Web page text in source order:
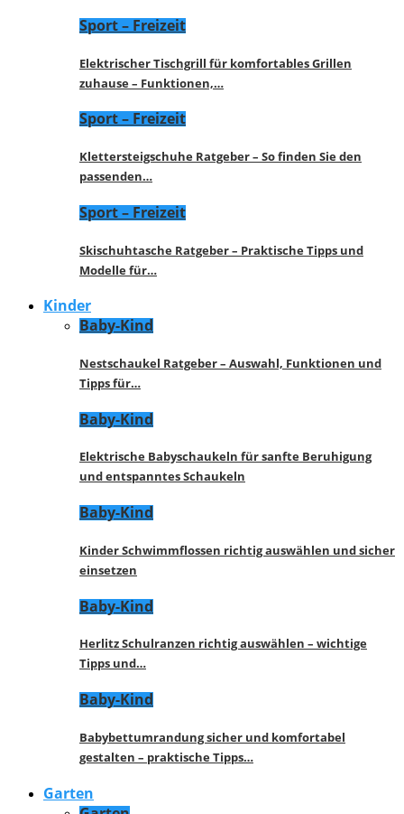
Sport – Freizeit
Elektrischer Tischgrill für komfortables Grillen
zuhause – Funktionen,…
Sport – Freizeit
Klettersteigschuhe Ratgeber – So finden Sie den
passenden…
Sport – Freizeit
Skischuhtasche Ratgeber – Praktische Tipps und
Modelle für…
Kinder
Baby-Kind
Nestschaukel Ratgeber – Auswahl, Funktionen und
Tipps für…
Baby-Kind
Elektrische Babyschaukeln für sanfte Beruhigung
und entspanntes Schaukeln
Baby-Kind
Kinder Schwimmflossen richtig auswählen und sicher
einsetzen
Baby-Kind
Herlitz Schulranzen richtig auswählen – wichtige
Tipps und…
Baby-Kind
Babybettumrandung sicher und komfortabel
gestalten – praktische Tipps…
Garten